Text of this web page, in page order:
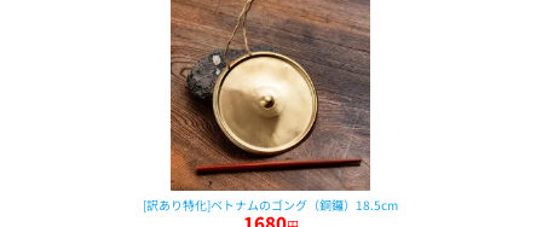
[訳あり特化]ベトナムのゴング（銅鑼）18.5cm